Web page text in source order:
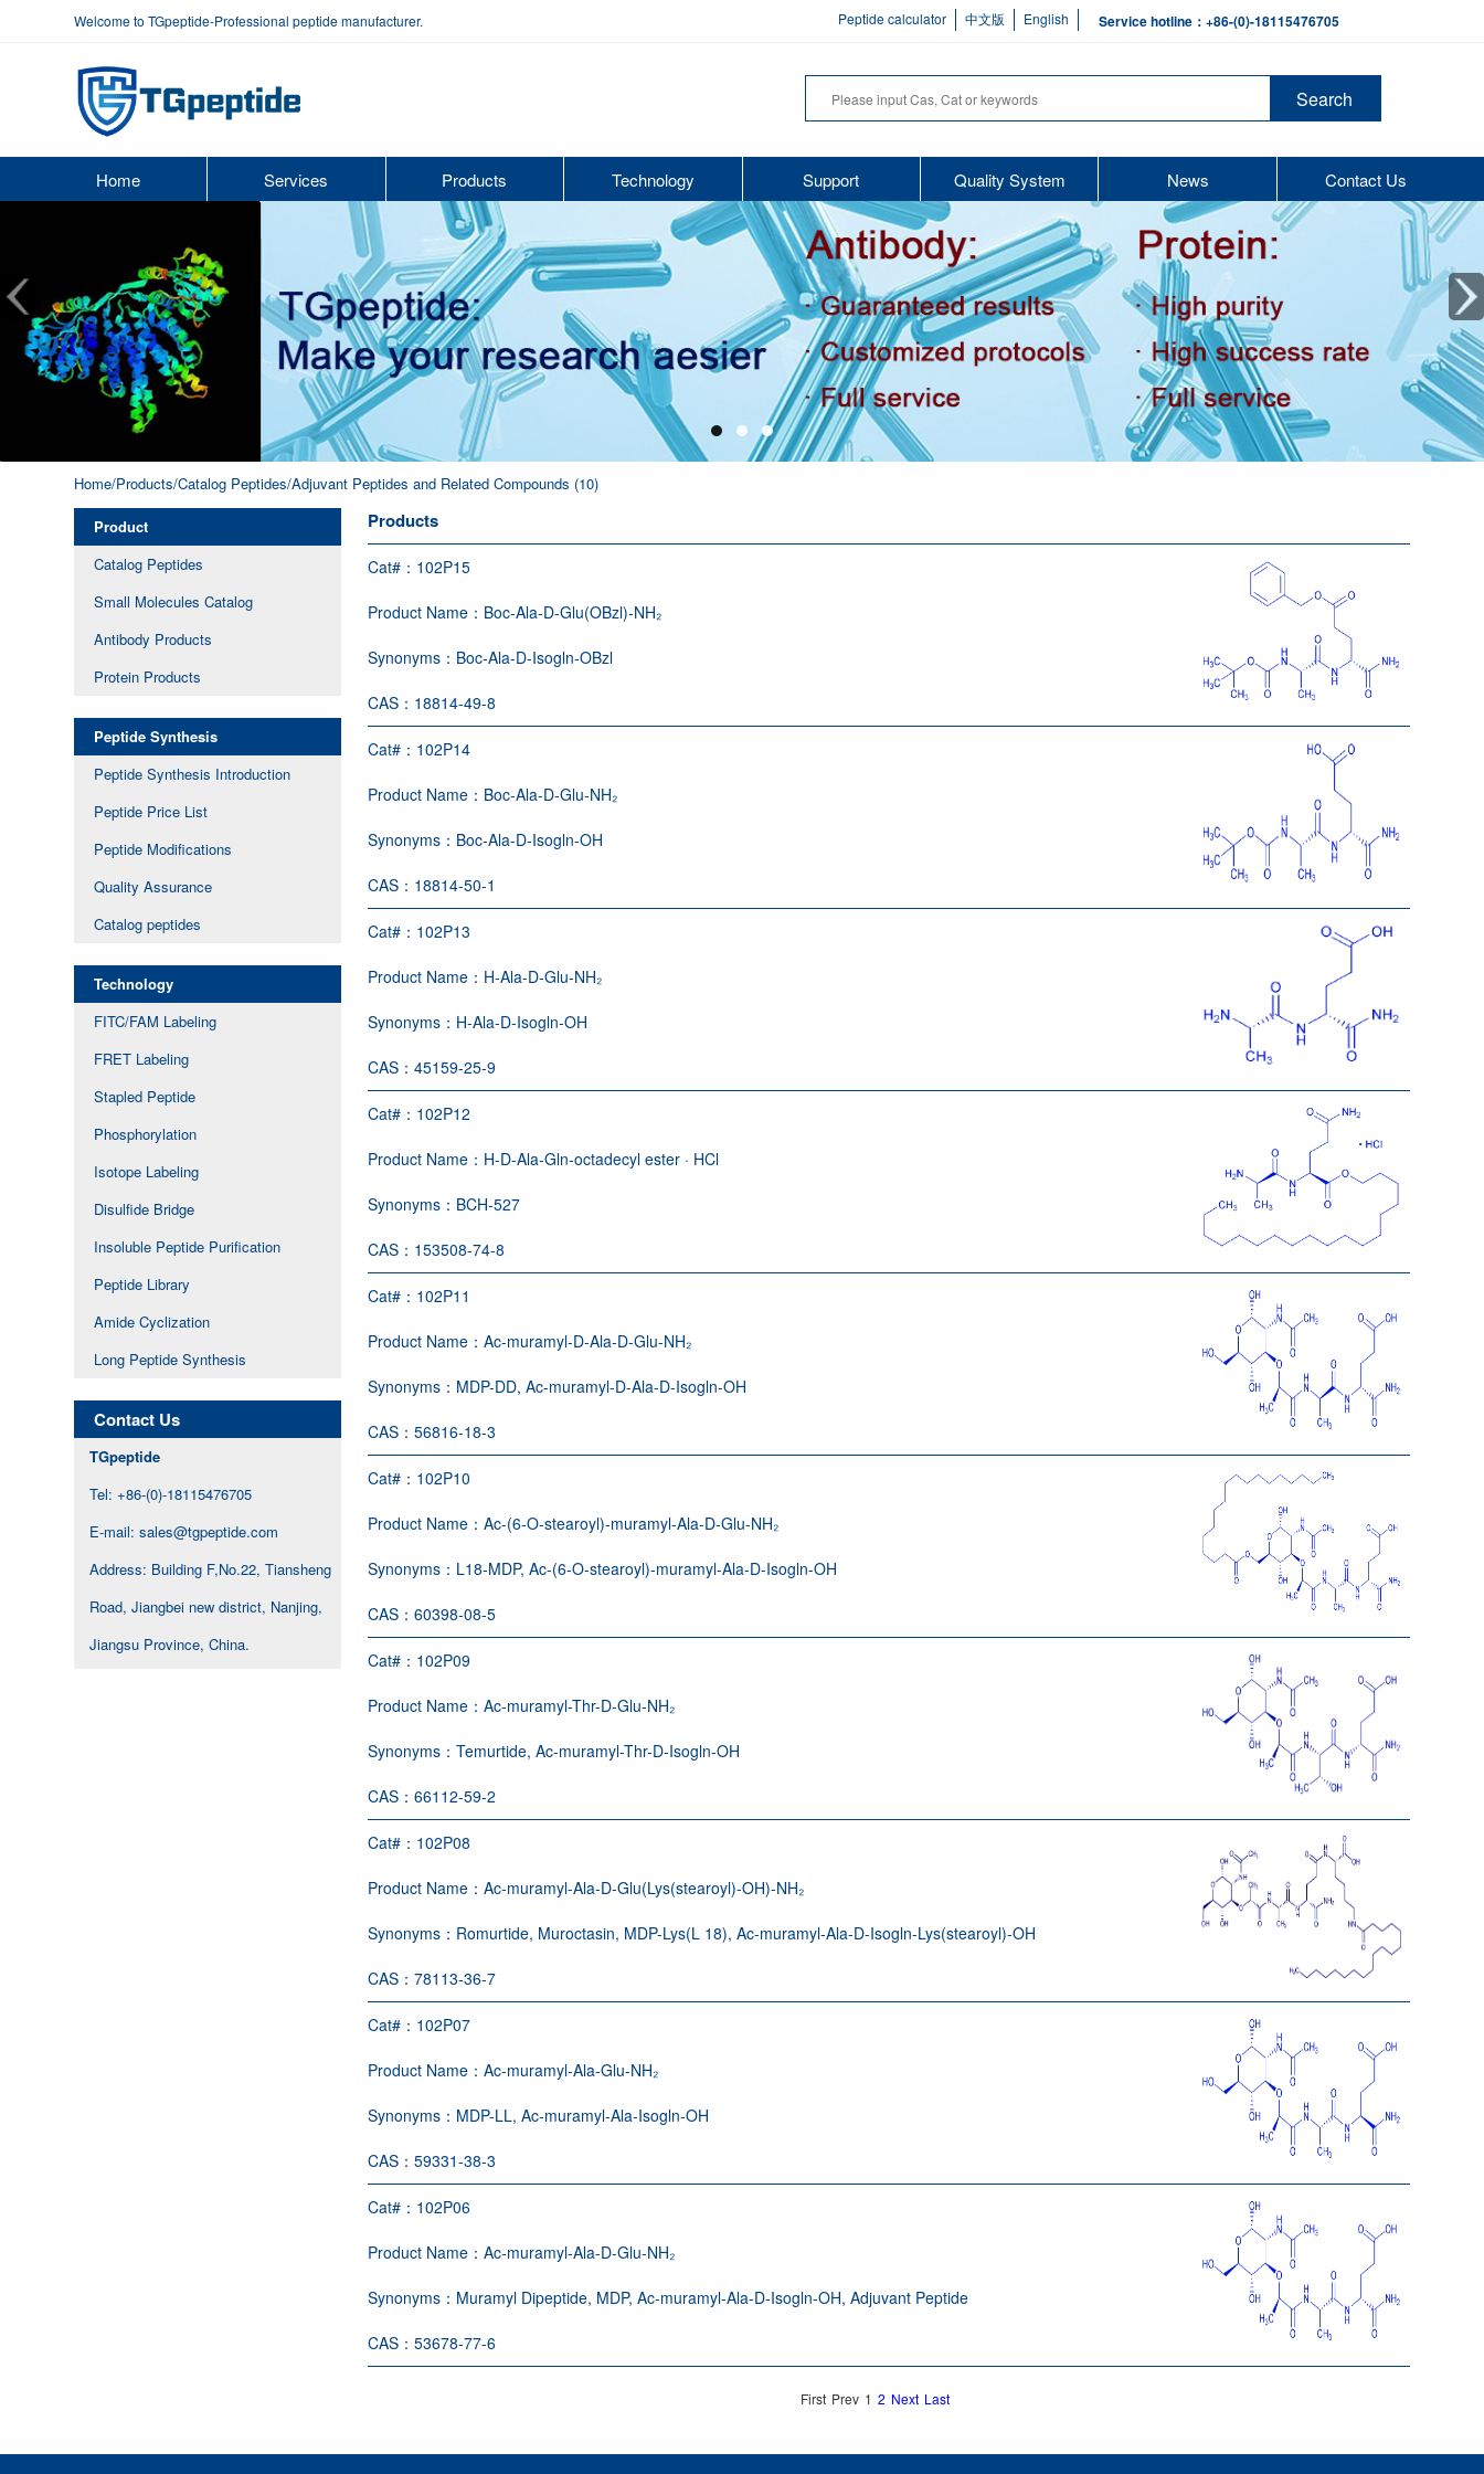
Welcome to TGpeptide-Professional peptide manufacturer. Peptide calculator 中文版 English Service hotline：+86-(0)-18115476705
Home Services Products Technology Support Quality System News Contact Us
Home/Products/Catalog Peptides/Adjuvant Peptides and Related Compounds (10)
Product
Catalog Peptides
Small Molecules Catalog
Antibody Products
Protein Products
Peptide Synthesis
Peptide Synthesis Introduction
Peptide Price List
Peptide Modifications
Quality Assurance
Catalog peptides
Technology
FITC/FAM Labeling
FRET Labeling
Stapled Peptide
Phosphorylation
Isotope Labeling
Disulfide Bridge
Insoluble Peptide Purification
Peptide Library
Amide Cyclization
Long Peptide Synthesis
Contact Us
TGpeptide
Tel: +86-(0)-18115476705
E-mail: sales@tgpeptide.com
Address: Building F,No.22, Tiansheng
Road, Jiangbei new district, Nanjing,
Jiangsu Province, China.
Products
Cat#： 102P15
Product Name： Boc-Ala-D-Glu(OBzl)-NH₂
Synonyms： Boc-Ala-D-Isogln-OBzl
CAS： 18814-49-8
Cat#： 102P14
Product Name： Boc-Ala-D-Glu-NH₂
Synonyms： Boc-Ala-D-Isogln-OH
CAS： 18814-50-1
Cat#： 102P13
Product Name： H-Ala-D-Glu-NH₂
Synonyms： H-Ala-D-Isogln-OH
CAS：45159-25-9
Cat#： 102P12
Product Name： H-D-Ala-Gln-octadecyl ester · HCl
Synonyms： BCH-527
CAS： 153508-74-8
Cat#： 102P11
Product Name：Ac-muramyl-D-Ala-D-Glu-NH₂
Synonyms： MDP-DD, Ac-muramyl-D-Ala-D-Isogln-OH
CAS：56816-18-3
Cat#： 102P10
Product Name：Ac-(6-O-stearoyl)-muramyl-Ala-D-Glu-NH₂
Synonyms： L18-MDP, Ac-(6-O-stearoyl)-muramyl-Ala-D-Isogln-OH
CAS：60398-08-5
Cat#： 102P09
Product Name：Ac-muramyl-Thr-D-Glu-NH₂
Synonyms：Temurtide, Ac-muramyl-Thr-D-Isogln-OH
CAS：66112-59-2
Cat#： 102P08
Product Name：Ac-muramyl-Ala-D-Glu(Lys(stearoyl)-OH)-NH₂
Synonyms： Romurtide, Muroctasin, MDP-Lys(L 18), Ac-muramyl-Ala-D-Isogln-Lys(stearoyl)-OH
CAS：78113-36-7
Cat#： 102P07
Product Name：Ac-muramyl-Ala-Glu-NH₂
Synonyms： MDP-LL, Ac-muramyl-Ala-Isogln-OH
CAS：59331-38-3
Cat#： 102P06
Product Name：Ac-muramyl-Ala-D-Glu-NH₂
Synonyms： Muramyl Dipeptide, MDP, Ac-muramyl-Ala-D-Isogln-OH, Adjuvant Peptide
CAS：53678-77-6
First Prev 1 2 Next Last